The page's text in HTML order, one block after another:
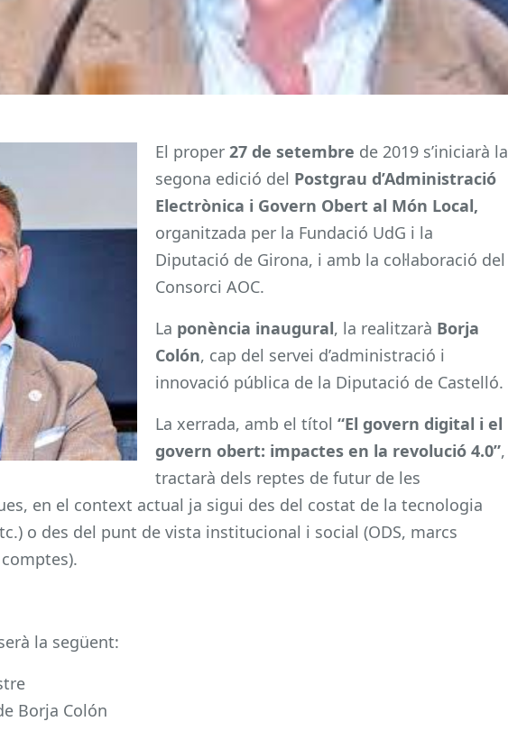
El proper 27 de setembre de 2019 s’iniciarà la
segona edició del Postgrau d’Administració
Electrònica i Govern Obert al Món Local,
organitzada per la Fundació UdG i la
Diputació de Girona, i amb la col·laboració del
Consorci AOC.
La ponència inaugural, la realitzarà Borja
Colón, cap del servei d’administració i
innovació pública de la Diputació de Castelló.
La xerrada, amb el títol “El govern digital i el
govern obert: impactes en la revolució 4.0”,
tractarà dels reptes de futur de les
en el context actual ja sigui des del costat de la tecnologia
o des del punt de vista institucional i social (ODS, marcs
la següent:
Borja Colón